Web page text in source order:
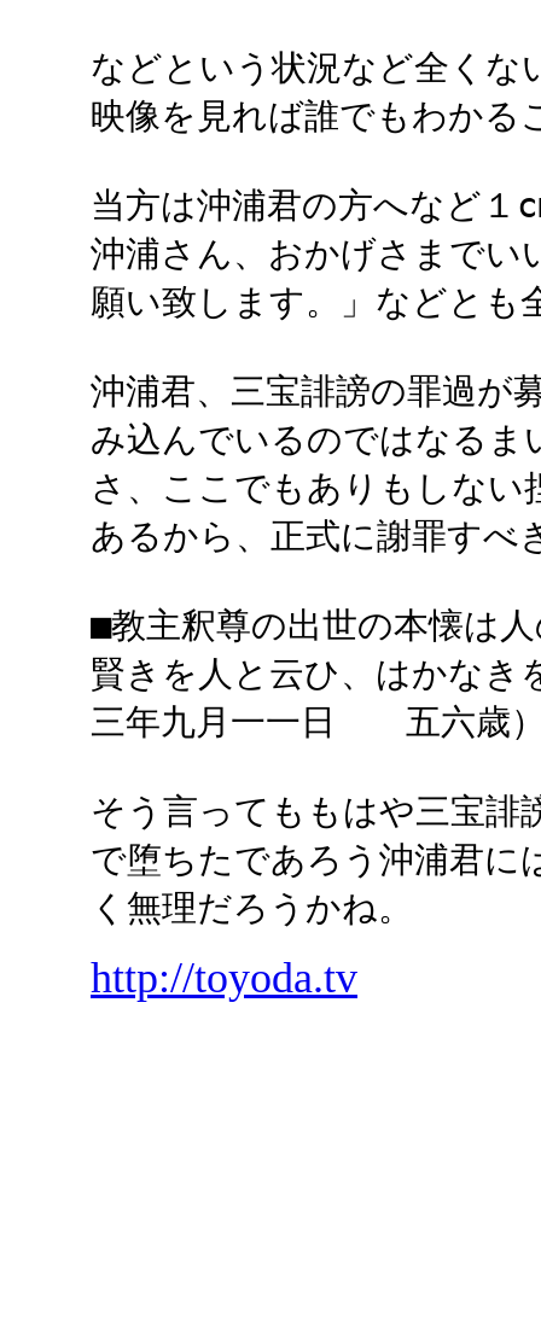
などという状況など全くな
映像を見れば誰でもわかる
当方は沖浦君の方へなど１
沖浦さん、おかげさまでい
願い致します。」などとも
沖浦君、三宝誹謗の罪過
み込んでいるのではなるま
さ、ここでもありもしない
あるから、正式に謝罪すべ
■教主釈尊の出世の本懐は
賢きを人と云ひ、はか
三年九月一一日 五六歳
そう言ってももはや三宝誹
で堕ちたであろう沖浦君に
く無理だろうかね。
http://toyoda.tv